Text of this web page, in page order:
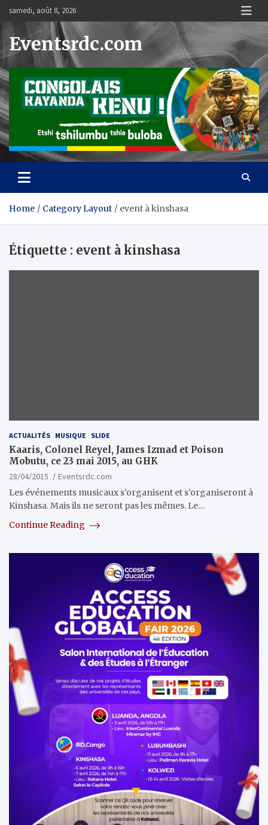
content
samedi, août 8, 2026
Eventsrdc.com
Home Category Layout event à kinshasa
Étiquette : event à kinshasa
ACTUALITÉS MUSIQUE SLIDE
Kaaris, Colonel Reyel, James Izmad et Poison
Mobutu, ce 23 mai 2015, au GHK
28/04/2015
Eventsrdc.com
Les événements musicaux s’organisent et s’organiseront à
Kinshasa. Mais ils ne seront pas les mêmes. Le…
Continue Reading